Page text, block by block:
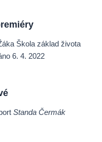
Škola základ života
6. 4. 2022
Standa Čermák